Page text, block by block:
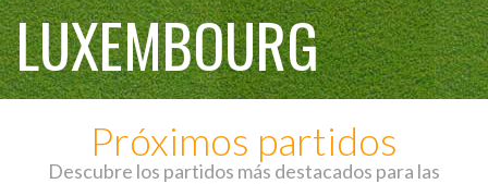
LUXEMBOURG
Próximos partidos
Descubre los partidos más destacados para las